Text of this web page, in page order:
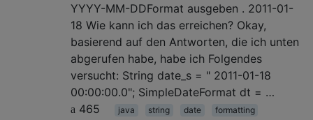
YYYY-MM-DDFormat ausgeben . 2011-01-
18 Wie kann ich das erreichen? Okay,
basierend auf den Antworten, die ich unten
abgerufen habe, habe ich Folgendes
versucht: String date_s = " 2011-01-18
00:00:00.0"; SimpleDateFormat dt = …
465
java string date
formatting